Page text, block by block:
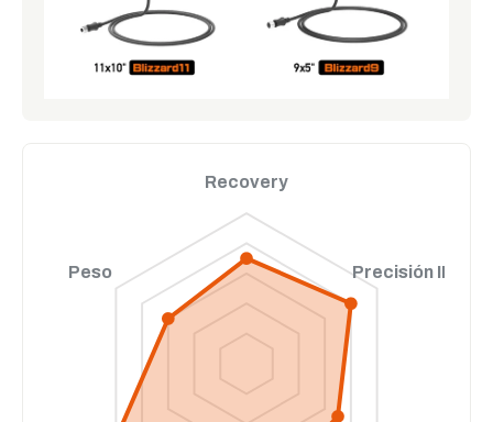
Recovery
Precisión ID
Peso